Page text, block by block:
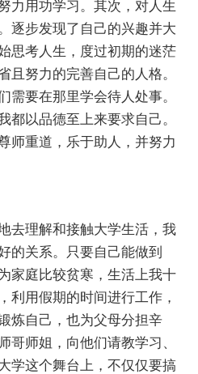
力用功学习。其次，对人生
逐步发现了自己的兴趣并大
思考人生，度过初期的迷茫
且努力的完善自己的人格。
需要在那里学会待人处事。
都以品德至上来要求自己。
师重道，乐于助人，并努力
理解和接触大学生活，我
的关系。只要自己能做到
家庭比较贫寒，生活上我十
利用假期的时间进行工作，
炼自己，也为父母分担辛
哥师姐，向他们请教学习、
学这个舞台上，不仅仅要搞